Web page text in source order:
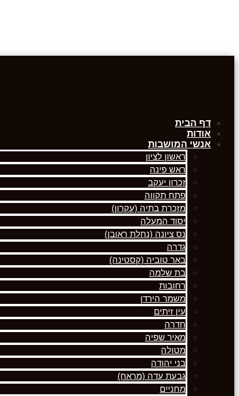
דף הבית
אודות
אנשי המושבות
ראשון לציון
ראש פינה
זכרון יעקב
פתח תקווה
מזכרת בתיה (עקרון)
יסוד המעלה
נס ציונה (נחלת ראובן)
גדרה
באר טוביה (קסטינה)
בת שלמה
רחובות
משמר הירדן
עין זיתים
חדרה
מאיר שפיה
מטולה
בני יהודה
גבעת עדה (מראח)
מחניים